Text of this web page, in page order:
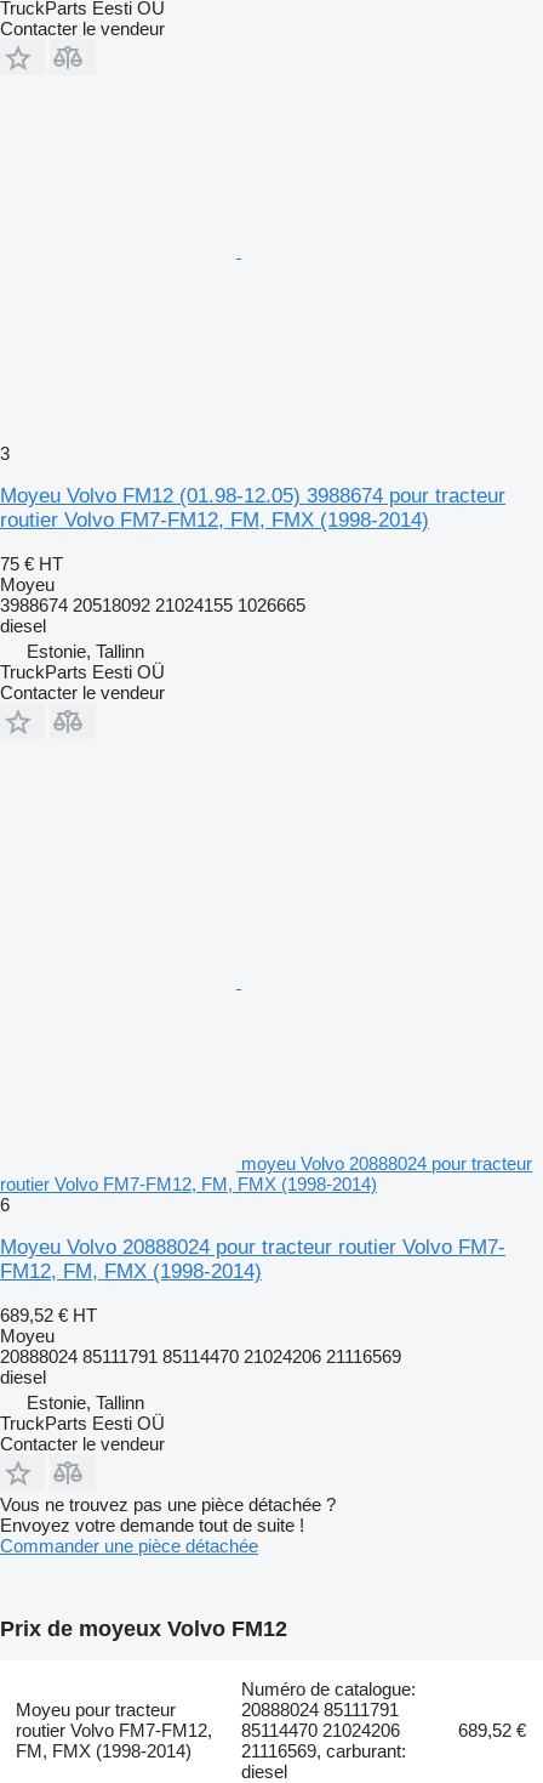
TruckParts Eesti OÜ
Contacter le vendeur
3
Moyeu Volvo FM12 (01.98-12.05) 3988674 pour tracteur
routier Volvo FM7-FM12, FM, FMX (1998-2014)
75 € HT
Moyeu
3988674 20518092 21024155 1026665
diesel
Estonie, Tallinn
TruckParts Eesti OÜ
Contacter le vendeur
moyeu Volvo 20888024 pour tracteur
routier Volvo FM7-FM12, FM, FMX (1998-2014)
6
Moyeu Volvo 20888024 pour tracteur routier Volvo FM7-
FM12, FM, FMX (1998-2014)
689,52 € HT
Moyeu
20888024 85111791 85114470 21024206 21116569
diesel
Estonie, Tallinn
TruckParts Eesti OÜ
Contacter le vendeur
Vous ne trouvez pas une pièce détachée ?
Envoyez votre demande tout de suite !
Commander une pièce détachée
Prix de moyeux Volvo FM12
Moyeu pour tracteur
routier Volvo FM7-FM12,
FM, FMX (1998-2014)
Numéro de catalogue:
20888024 85111791
85114470 21024206
21116569, carburant:
diesel
689,52 €